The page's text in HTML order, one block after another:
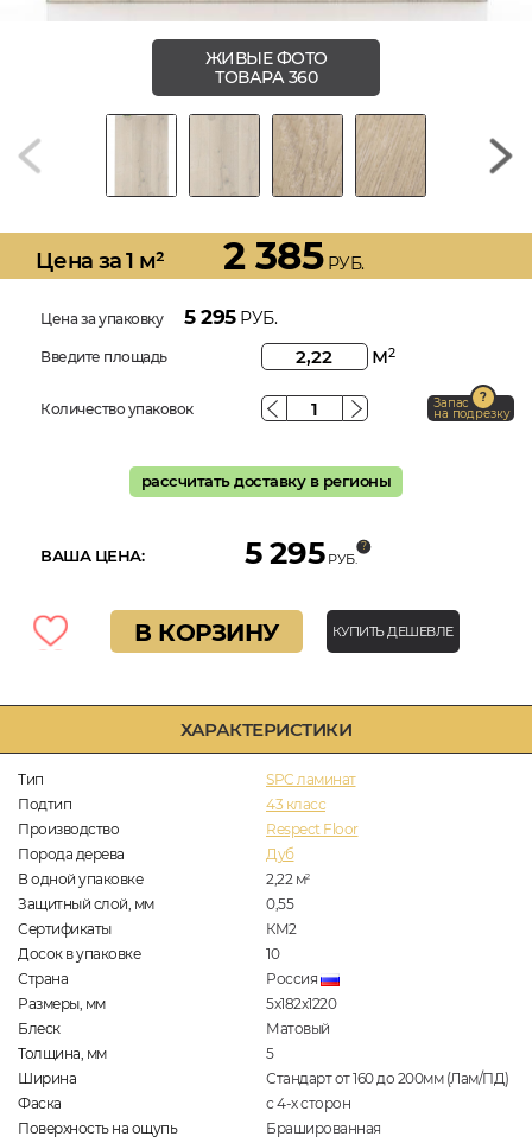
ХАРАКТЕРИСТИКИ
Тип
SPC ламинат
Подтип
43 класс
Производство
Respect Floor
Порода дерева
Дуб
В одной упаковке
2,22 м2
Защитный слой, мм
0,55
Сертификаты
КМ2
Досок в упаковке
10
Страна
Россия
Размеры, мм
5х182х1220
Блеск
Матовый
Толщина, мм
5
Ширина
Стандарт от 160 до 200мм (Лам/ПД)
Фаска
с 4-х сторон
Поверхность на ощупь
Брашированная
ЖИВЫЕ ФОТО
ТОВАРА 360
Цена за 1 м² 2 385РУБ.
Цена за упаковку 5 295РУБ.
Введите площадь м2
Количество упаковок Запас
на подрезку
рассчитать доставку в регионы
ВАША ЦЕНА: 5 295 РУБ.
В КОРЗИНУ КУПИТЬ ДЕШЕВЛЕ